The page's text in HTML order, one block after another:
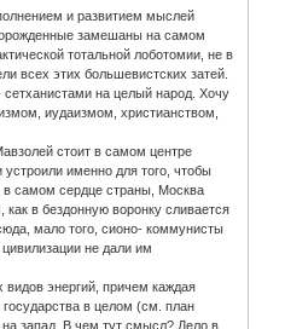
и развитием мыслей
замешаны на самом
тотальной лоботомии, не в
всех этих большевистских затей.
сетханистами на целый народ. Хочу
иудаизмом, христианством,
стоит в самом центре
именно для того, чтобы
в самом сердце страны, Москва
в бездонную воронку сливается
мало того, сионо- коммунисты
не дали им
энергий, причем каждая
государства в целом (см. план
запад. В чем тут смысл? Дело в